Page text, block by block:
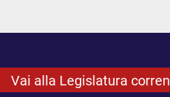
Vai alla Legislatura